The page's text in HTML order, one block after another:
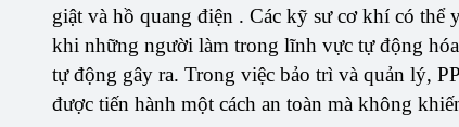
giật và hồ quang điện . Các kỹ sư cơ khí có thể
khi những người làm trong lĩnh vực tự động
tự động gây ra. Trong việc bảo trì và quản lý,
được tiến hành một cách an toàn mà không